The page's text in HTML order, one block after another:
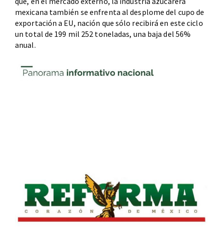
mexicana también se enfrenta al desplome del cupo de
exportación a EU, nación que sólo recibirá en este ciclo
un total de 199 mil 252 toneladas, una baja del 56%
anual.